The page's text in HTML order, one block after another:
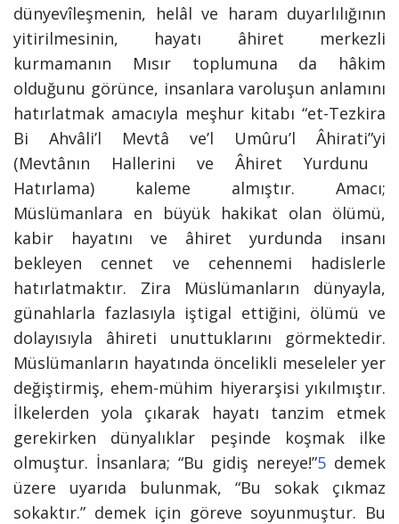
dünyevîleşmenin, helâl ve haram duyarlılığının
yitirilmesinin, hayatı âhiret merkezli
kurmamanın Mısır toplumuna da hâkim
olduğunu görünce, insanlara varoluşun anlamını
hatırlatmak amacıyla meşhur kitabı “et-Tezkira
Bi Ahvâli’l Mevtâ ve’l Umûru’l Âhirati”yi
(Mevtânın Hallerini ve Âhiret Yurdunu
Hatırlama) kaleme almıştır. Amacı;
Müslümanlara en büyük hakikat olan ölümü,
kabir hayatını ve âhiret yurdunda insanı
bekleyen cennet ve cehennemi hadislerle
hatırlatmaktır. Zira Müslümanların dünyayla,
günahlarla fazlasıyla iştigal ettiğini, ölümü ve
dolayısıyla âhireti unuttuklarını görmektedir.
Müslümanların hayatında öncelikli meseleler yer
değiştirmiş, ehem-mühim hiyerarşisi yıkılmıştır.
İlkelerden yola çıkarak hayatı tanzim etmek
gerekirken dünyalıklar peşinde koşmak ilke
olmuştur. İnsanlara; “Bu gidiş nereye!”5 demek
üzere uyarıda bulunmak, “Bu sokak çıkmaz
sokaktır.” demek için göreve soyunmuştur. Bu